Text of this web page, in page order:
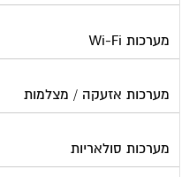
מערכות Wi-Fi
מערכות אזעקה / מצלמות
מערכות סולאריות